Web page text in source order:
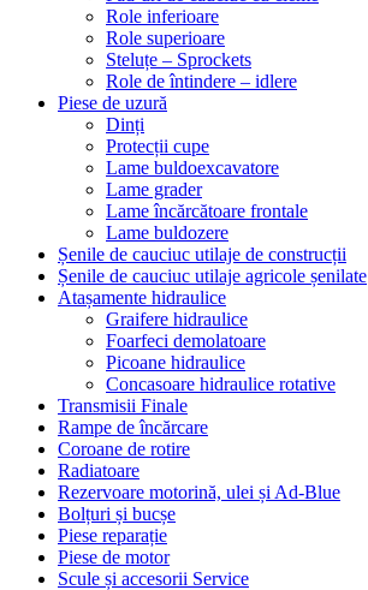
Role inferioare
Role superioare
Steluțe – Sprockets
Role de întindere – idlere
Piese de uzură
Dinți
Protecții cupe
Lame buldoexcavatore
Lame grader
Lame încărcătoare frontale
Lame buldozere
Șenile de cauciuc utilaje de construcții
Șenile de cauciuc utilaje agricole șenilate
Atașamente hidraulice
Graifere hidraulice
Foarfeci demolatoare
Picoane hidraulice
Concasoare hidraulice rotative
Transmisii Finale
Rampe de încărcare
Coroane de rotire
Radiatoare
Rezervoare motorină, ulei și Ad-Blue
Bolțuri și bucșe
Piese reparație
Piese de motor
Scule și accesorii Service